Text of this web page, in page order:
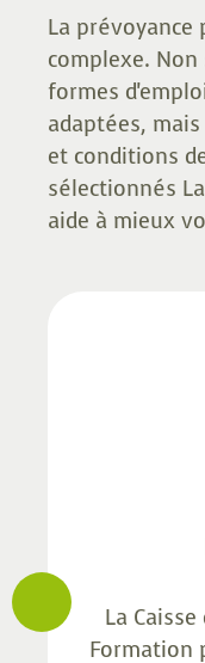
La
complexe.
formes
adaptées,
et conditions
sélectionnés
aide à mieux
La
Formation